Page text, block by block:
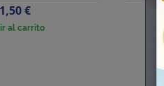
€
al carrito